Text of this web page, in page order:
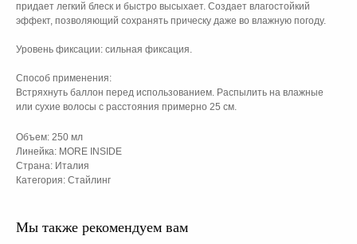
придает легкий блеск и быстро высыхает. Создает влагостойкий
эффект, позволяющий сохранять прическу даже во влажную погоду.
Уровень фиксации: сильная фиксация.
Способ применения:
Встряхнуть баллон перед использованием. Распылить на влажные
или сухие волосы с расстояния примерно 25 см.
Объем: 250 мл
Линейка: MORE INSIDE
Страна: Италия
Категория: Стайлинг
Мы также рекомендуем вам